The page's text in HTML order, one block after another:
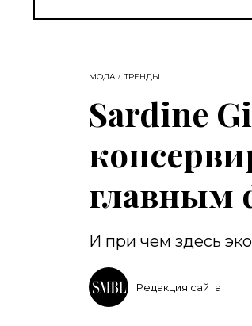
МОДА ТРЕНДЫ
Sardine
главным
И при чем здесь
Редакция сайта